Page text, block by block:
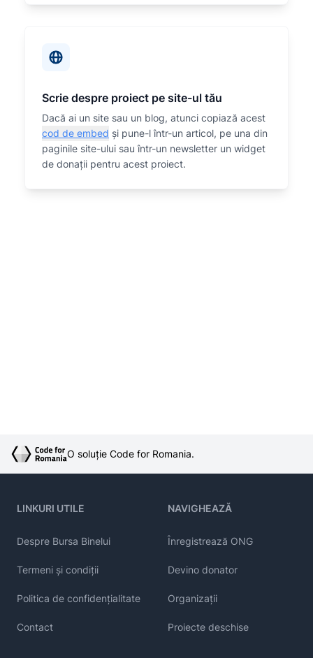
Scrie despre proiect pe site-ul tău
Dacă ai un site sau un blog, atunci copiază acest
cod de embed și pune-l într-un articol, pe una din
paginile site-ului sau într-un newsletter un widget
de donații pentru acest proiect.
O soluție Code for Romania.
LINKURI UTILE
Despre Bursa Binelui
Termeni și condiții
Politica de confidențialitate
Contact
NAVIGHEAZĂ
Înregistrează ONG
Devino donator
Organizații
Proiecte deschise